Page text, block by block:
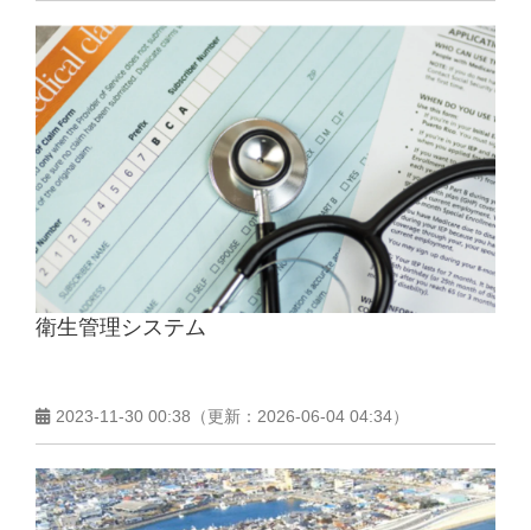
衛生管理システム
2023-11-30 00:38 （更新： 2026-06-04 04:34）